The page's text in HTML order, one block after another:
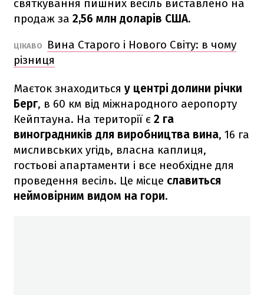
святкування пишних весіль виставлено на
продаж за 2,56 млн доларів США.
ЦІКАВО
Вина Старого і Нового Світу: в чому
різниця
Маєток знаходиться у центрі долини річки
Берг, в 60 км від міжнародного аеропорту
Кейптауна. На території є 2 га
виноградників для виробництва вина, 16 га
мисливських угідь, власна каплиця,
гостьові апартаменти і все необхідне для
проведення весіль. Це місце славиться
неймовірним видом на гори.